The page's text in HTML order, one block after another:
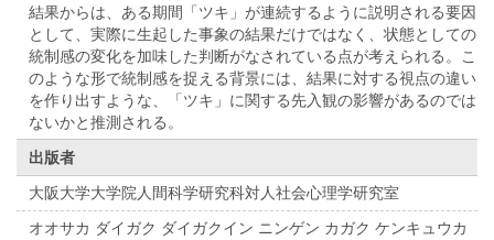
結果からは、ある期間「ツキ」が連続するように説明される要因
として、実際に生起した事象の結果だけではなく、状態としての
統制感の変化を加味した判断がなされている点が考えられる。こ
のような形で統制感を捉える背景には、結果に対する視点の違い
を作り出すような、「ツキ」に関する先入観の影響があるのでは
ないかと推測される。
出版者
大阪大学大学院人間科学研究科対人社会心理学研究室
オオサカ ダイガク ダイガクイン ニンゲン カガク ケンキュウカ